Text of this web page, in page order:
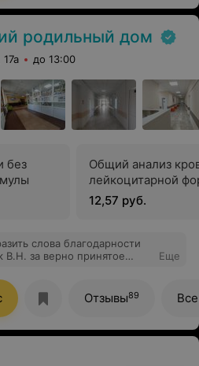
родильный дом
до 13:00
без
Общий анализ
лейкоцитарной
12,57 руб.
слова благодарности
В.Н. за верно принятое
которые принимали
медсестрам, санитаркам.
внимательным и
или просьба решалось
не все так
Еще
Отзывы89